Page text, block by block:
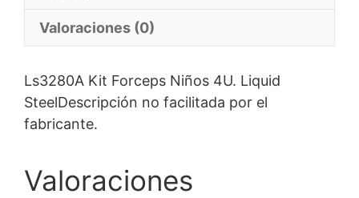
Valoraciones (0)
Ls3280A Kit Forceps Niños 4U. Liquid
SteelDescripción no facilitada por el
fabricante.
Valoraciones